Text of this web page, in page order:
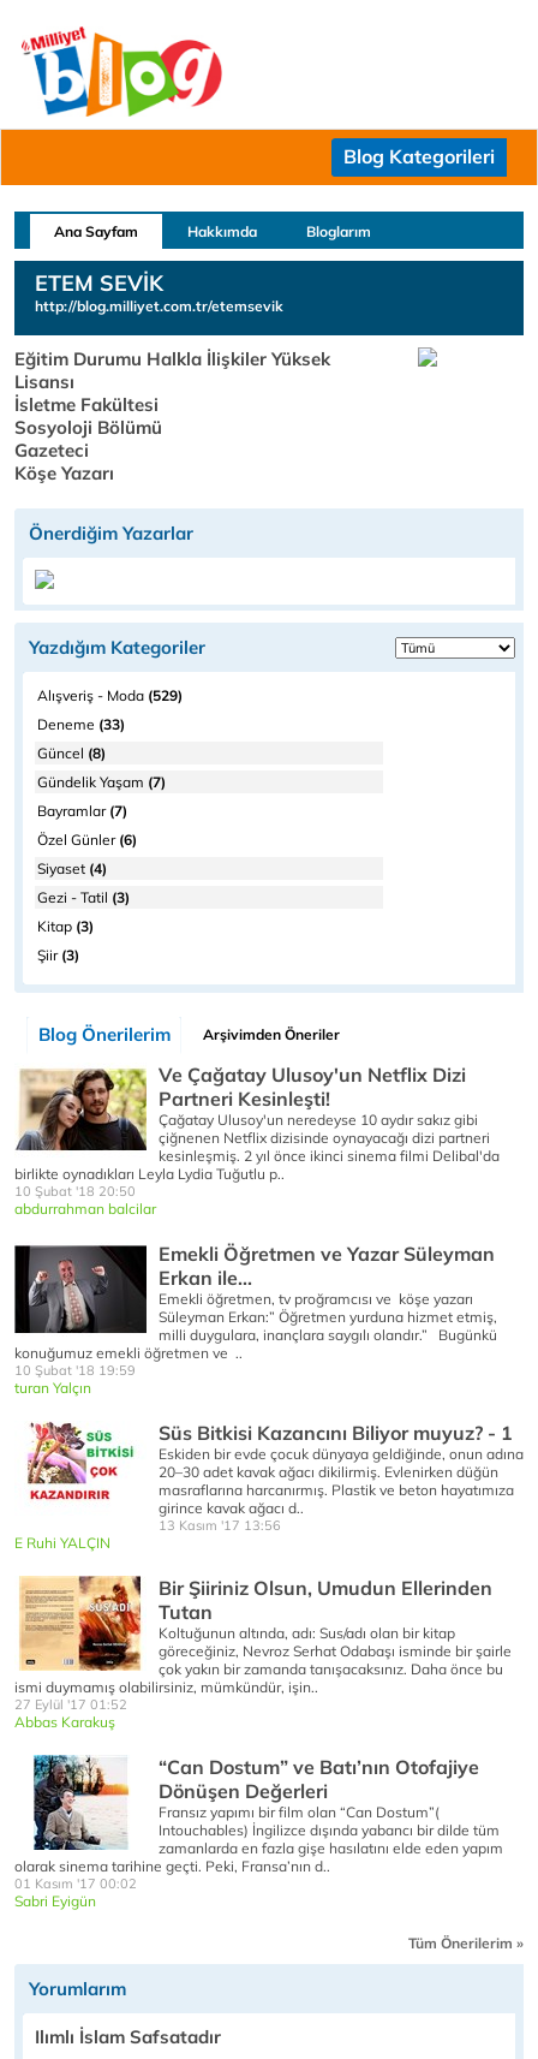
Blog Kategorileri
Ana Sayfam Hakkımda Bloglarım
ETEM SEVİK
http://blog.milliyet.com.tr/etemsevik
Eğitim Durumu Halkla İlişkiler Yüksek
Lisansı
İsletme Fakültesi
Sosyoloji Bölümü
Gazeteci
Köşe Yazarı
Önerdiğim Yazarlar
Yazdığım Kategoriler
Alışveriş - Moda (529)
Deneme (33)
Güncel (8)
Gündelik Yaşam (7)
Bayramlar(7)
Özel Günler(6)
Siyaset (4)
Gezi - Tatil (3)
Kitap (3)
Şiir(3)
Blog Önerilerim Arşivimden Öneriler
Ve Çağatay Ulusoy'un Netflix Dizi
Partneri Kesinleşti!
Çağatay Ulusoy'un neredeyse 10 aydır sakız gibi
çiğnenen Netflix dizisinde oynayacağı dizi partneri
kesinleşmiş. 2 yıl önce ikinci sinema filmi Delibal'da
birlikte oynadıkları Leyla Lydia Tuğutlu p..
10 Şubat '18 20:50
abdurrahman balcilar
Emekli Öğretmen ve Yazar Süleyman
Erkan ile...
Emekli öğretmen, tv proğramcısı ve köşe yazarı
Süleyman Erkan:” Öğretmen yurduna hizmet etmiş,
milli duygulara, inançlara saygılı olandır.” Bugünkü
konuğumuz emekli öğretmen ve ..
10 Şubat '18 19:59
turan Yalçın
Süs Bitkisi Kazancını Biliyor muyuz? - 1
Eskiden bir evde çocuk dünyaya geldiğinde, onun adına
20–30 adet kavak ağacı dikilirmiş. Evlenirken düğün
masraflarına harcanırmış. Plastik ve beton hayatımıza
girince kavak ağacı d..
13 Kasım '17 13:56
E Ruhi YALÇIN
Bir Şiiriniz Olsun, Umudun Ellerinden
Tutan
Koltuğunun altında, adı: Sus/adı olan bir kitap
göreceğiniz, Nevroz Serhat Odabaşı isminde bir şairle
çok yakın bir zamanda tanışacaksınız. Daha önce bu
ismi duymamış olabilirsiniz, mümkündür, işin..
27 Eylül '17 01:52
Abbas Karakuş
“Can Dostum” ve Batı’nın Otofajiye
Dönüşen Değerleri
Fransız yapımı bir film olan “Can Dostum”(
Intouchables) İngilizce dışında yabancı bir dilde tüm
zamanlarda en fazla gişe hasılatını elde eden yapım
olarak sinema tarihine geçti. Peki, Fransa’nın d..
01 Kasım '17 00:02
Sabri Eyigün
Tüm Önerilerim »
Yorumlarım
Ilımlı İslam Safsatadır